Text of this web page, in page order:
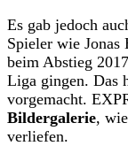
Es gab jedoch
Spieler wie
beim Abstieg
Liga gingen. Das
vorgemacht.
Bildergalerie,
verliefen.